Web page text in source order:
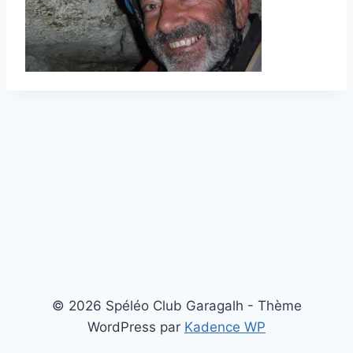
© 2026 Spéléo Club Garagalh - Thème
WordPress par Kadence WP